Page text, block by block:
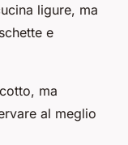
ligure, ma
e
ma
al meglio